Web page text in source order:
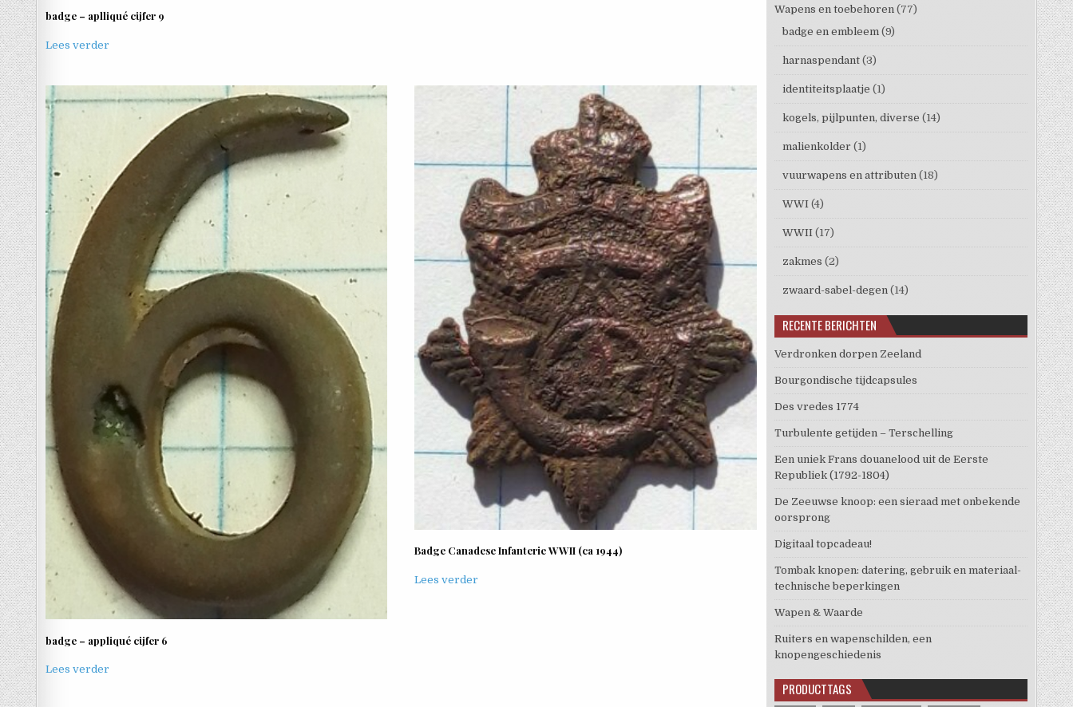
badge – aplliqué cijfer 9
Lees verder
badge – appliqué cijfer 6
Lees verder
Badge Canadese Infanterie WWII (ca 1944)
Lees verder
Wapens en toebehoren (77)
badge en embleem (9)
harnaspendant (3)
identiteitsplaatje (1)
kogels, pijlpunten, diverse (14)
malienkolder (1)
vuurwapens en attributen (18)
WWI (4)
WWII (17)
zakmes (2)
zwaard-sabel-degen (14)
RECENTE BERICHTEN
Verdronken dorpen Zeeland
Bourgondische tijdcapsules
Des vredes 1774
Turbulente getijden – Terschelling
Een uniek Frans douanelood uit de Eerste
Republiek (1792-1804)
De Zeeuwse knoop: een sieraad met onbekende
oorsprong
Digitaal topcadeau!
Tombak knopen: datering, gebruik en materiaal-
technische beperkingen
Wapen & Waarde
Ruiters en wapenschilden, een
knopengeschiedenis
PRODUCTTAGS